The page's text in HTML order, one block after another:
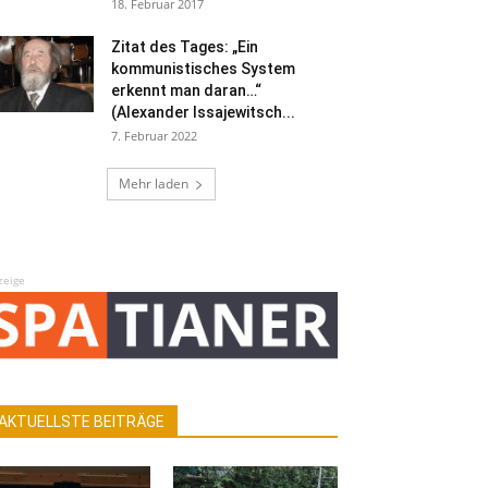
18. Februar 2017
Zitat des Tages: „Ein
kommunistisches System
erkennt man daran…“
(Alexander Issajewitsch...
7. Februar 2022
Mehr laden
BEITRÄGE